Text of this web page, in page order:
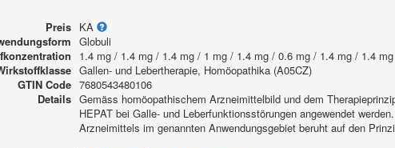
Preis KA
Globuli
1.4 mg / 1.4 mg / 1.4 mg / 1 mg / 1.4 mg / 0.6 mg / 1.4 mg / 1.4 mg
Gallen- und Lebertherapie, Homöopathika (A05CZ)
GTIN Code 7680543480106
Details Gemäss homöopathischem Arzneimittelbild und dem
HEPAT bei Galle- und Leberfunktionsstörungen angewendet
Arzneimittels im genannten Anwendungsgebiet beruht auf den